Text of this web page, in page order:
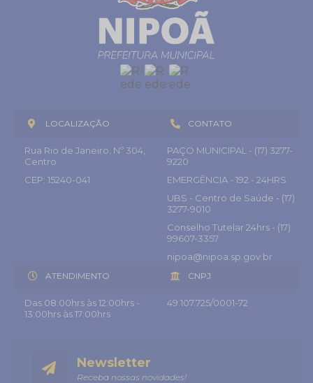
LOCALIZAÇÃO
Rua Rio de Janeiro, Nº 304,
Centro
CEP: 15240-041
CONTATO
PAÇO MUNICIPAL - (17) 3277-
9220
EMERGÊNCIA - 192 - 24HRS
UBS - Centro de Saúde - (17)
3277-9010
Conselho Tutelar 24hrs - (17)
99607-3357
nipoa@nipoa.sp.gov.br
ATENDIMENTO
Das 08:00hrs às 12:00hrs -
13:00hrs às 17:00hrs
CNPJ
49.107.725/0001-72
Newsletter
Receba nossas novidades!